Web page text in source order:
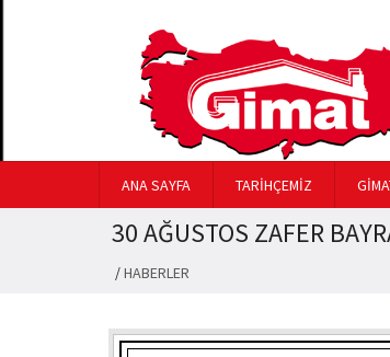
ANA SAYFA TARİHÇEMİZ
30 AĞUSTOS ZAFER
/HABERLER